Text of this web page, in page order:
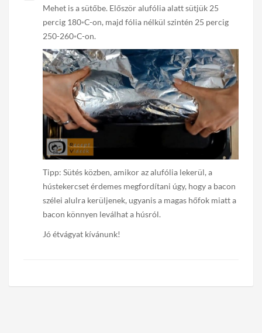
Mehet is a sütőbe. Először alufólia alatt sütjük 25
percig 180◦C-on, majd fólia nélkül szintén 25 percig
250-260◦C-on.
Tipp: Sütés közben, amikor az alufólia lekerül, a
hústekercset érdemes megfordítani úgy, hogy a bacon
szélei alulra kerüljenek, ugyanis a magas hőfok miatt a
bacon könnyen leválhat a húsról.
Jó étvágyat kívánunk!